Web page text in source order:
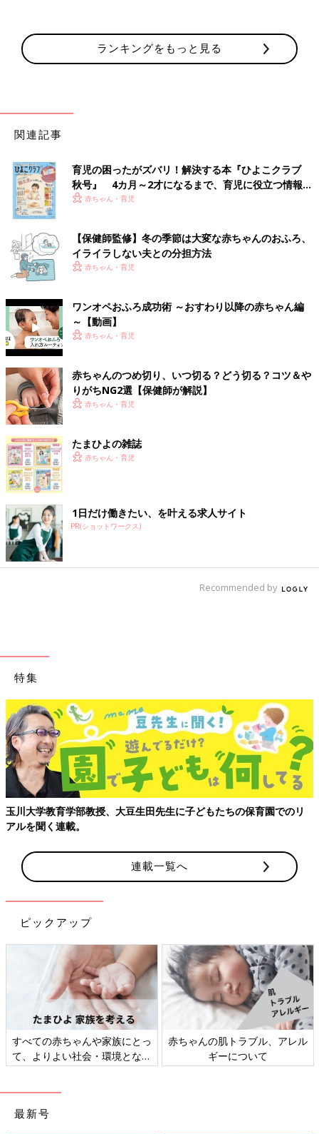
ランキングをもっと見る
関連記事
育児の困ったがズバリ！解決する本『ひよこクラブ
秋号』 4カ月～2才になるまで、育児に役立つ情報が
いっぱい！
赤ちゃん・育児
【保健師監修】冬の季節は大変な赤ちゃんのおふろ、
イライラしない夫との分担方法
赤ちゃん・育児
ワンオペおふろ成功術 ～おすわり以降の赤ちゃん編
～【動画】
赤ちゃん・育児
赤ちゃんのつめ切り、いつ切る？どう切る？コツ＆や
りがちNG2選【保健師が解説】
赤ちゃん・育児
たまひよの雑誌
赤ちゃん・育児
1日だけ働きたい、を叶える求人サイト
PR(ショットワークス)
Recommended by
特集
玉川大学教育学部教授、大豆生田先生に子どもたちの保育園でのリ
アルを聞く連載。
連載一覧へ
ピックアップ
すべての赤ちゃんや家族にとっ
て、よりよい社会・環境となる
ことをめざしてさまざまな課題
赤ちゃんの肌トラブル、アレル
ギーについて
最新号